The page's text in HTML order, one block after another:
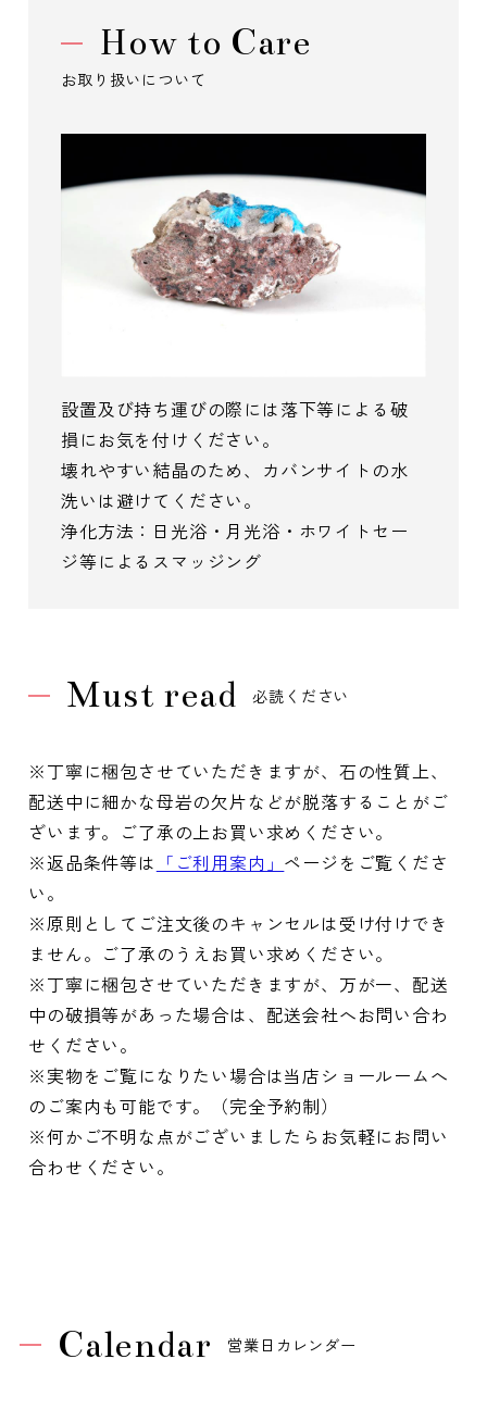
How to Care
お取り扱いについて
設置及び持ち運びの際には落下等による破
損にお気を付けください。
壊れやすい結晶のため、カバンサイトの水
洗いは避けてください。
浄化方法：日光浴・月光浴・ホワイトセー
ジ等によるスマッジング
Must read 必読ください
※丁寧に梱包させていただきますが、石の性質上、
配送中に細かな母岩の欠片などが脱落することがご
ざいます。ご了承の上お買い求めください。
※返品条件等は 「ご利用案内」 ページをご覧くださ
い。
※原則としてご注文後のキャンセルは受け付けでき
ません。ご了承のうえお買い求めください。
※丁寧に梱包させていただきますが、万が一、配送
中の破損等があった場合は、配送会社へお問い合わ
せください。
※実物をご覧になりたい場合は当店ショールームへ
のご案内も可能です。（完全予約制）
※何かご不明な点がございましたらお気軽にお問い
合わせください。
Calendar 営業日カレンダー